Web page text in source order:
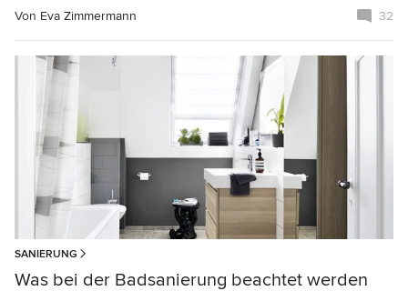
Von Eva Zimmermann 32
SANIERUNG
Was bei der Badsanierung beachtet werden